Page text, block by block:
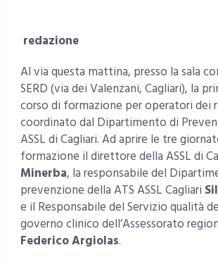
redazione
Al via questa mattina, presso la sala
SERD (via dei Valenzani, Cagliari), la
corso di formazione per operatori dei
coordinato dal Dipartimento di
ASSL di Cagliari. Ad aprire le tre
formazione il direttore della ASSL di
Minerba, la responsabile del
prevenzione della ATS ASSL Cagliari
e il Responsabile del Servizio qualità
governo clinico dell’Assessorato
Federico Argiolas.